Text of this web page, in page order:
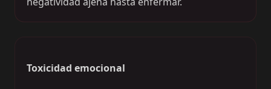
Toxicidad emocional